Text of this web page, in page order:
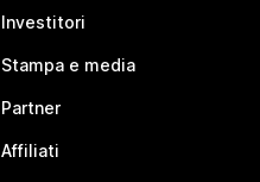
Investitori
Stampa e media
Partner
Affiliati